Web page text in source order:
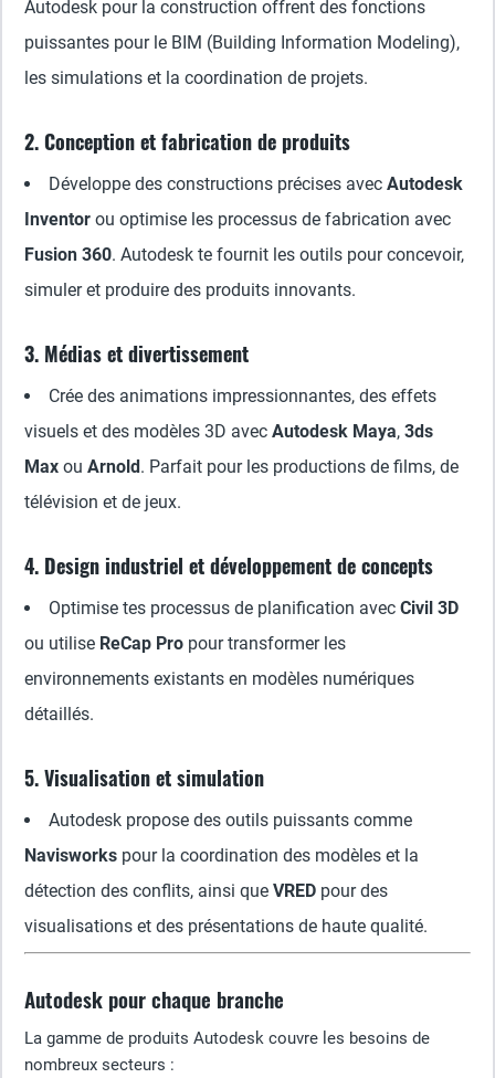
Autodesk pour la construction offrent des fonctions
puissantes pour le BIM (Building Information Modeling),
les simulations et la coordination de projets.
2. Conception et fabrication de produits
Développe des constructions précises avec Autodesk
Inventor ou optimise les processus de fabrication avec
Fusion 360. Autodesk te fournit les outils pour concevoir,
simuler et produire des produits innovants.
3. Médias et divertissement
Crée des animations impressionnantes, des effets
visuels et des modèles 3D avec Autodesk Maya, 3ds
Max ou Arnold. Parfait pour les productions de films, de
télévision et de jeux.
4. Design industriel et développement de concepts
Optimise tes processus de planification avec Civil 3D
ou utilise ReCap Pro pour transformer les
environnements existants en modèles numériques
détaillés.
5. Visualisation et simulation
Autodesk propose des outils puissants comme
Navisworks pour la coordination des modèles et la
détection des conflits, ainsi que VRED pour des
visualisations et des présentations de haute qualité.
Autodesk pour chaque branche
La gamme de produits Autodesk couvre les besoins de
nombreux secteurs :